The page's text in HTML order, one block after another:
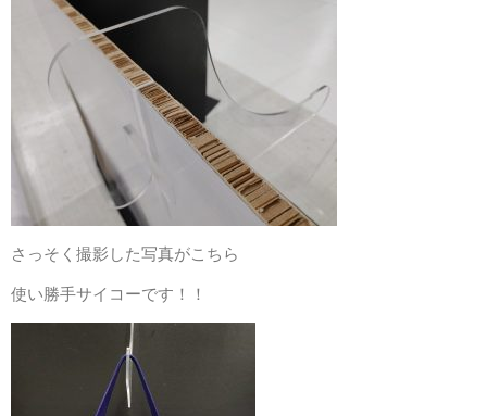
さっそく撮影した写真がこちら
使い勝手サイコーです！！